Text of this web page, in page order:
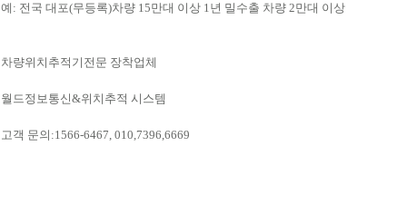
예: 전국 대포(무등록)차량 15만대 이상 1년 밀수출 차량 2만대 이상
차량위치추적기전문 장착업체
월드정보통신&위치추적 시스템
고객 문의:1566-6467, 010,7396,6669